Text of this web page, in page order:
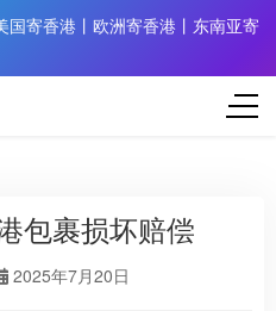
寄香港丨欧洲寄香港丨东南亚寄
包裹损坏赔偿
2025年7月20日